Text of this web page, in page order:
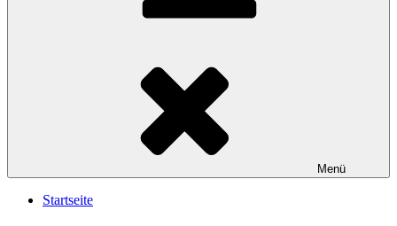
Menü
Startseite